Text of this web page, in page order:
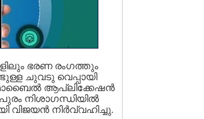
ഭരണ രംഗത്തും
ചുവടു വെപ്പായി
ആപ്ലിക്കേഷൻ
നിശാഗന്ധിയിൽ
വിജയൻ നിർവ്വഹിച്ചു.